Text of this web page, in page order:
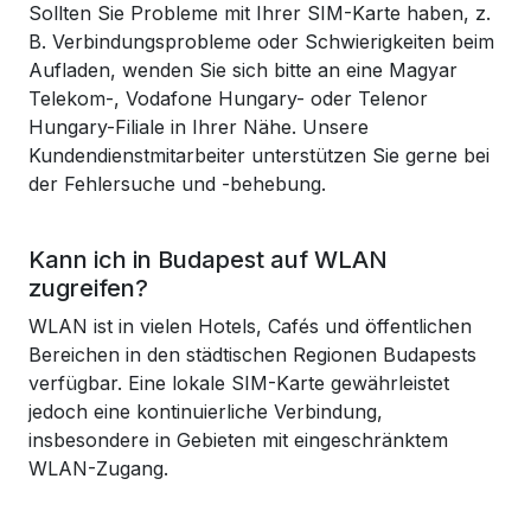
Sollten Sie Probleme mit Ihrer SIM-Karte haben, z.
B. Verbindungsprobleme oder Schwierigkeiten beim
Aufladen, wenden Sie sich bitte an eine Magyar
Telekom-, Vodafone Hungary- oder Telenor
Hungary-Filiale in Ihrer Nähe. Unsere
Kundendienstmitarbeiter unterstützen Sie gerne bei
der Fehlersuche und -behebung.
Kann ich in Budapest auf WLAN
zugreifen?
WLAN ist in vielen Hotels, Cafés und öffentlichen
Bereichen in den städtischen Regionen Budapests
verfügbar. Eine lokale SIM-Karte gewährleistet
jedoch eine kontinuierliche Verbindung,
insbesondere in Gebieten mit eingeschränktem
WLAN-Zugang.